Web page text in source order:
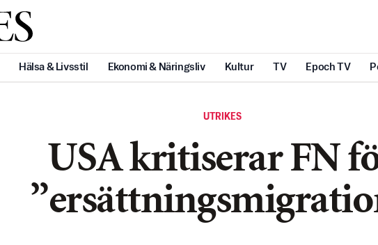
Hälsa & Livsstil Ekonomi & Näringsliv Kultur TV Epoch TV
UTRIKES
USA kritiserar FN